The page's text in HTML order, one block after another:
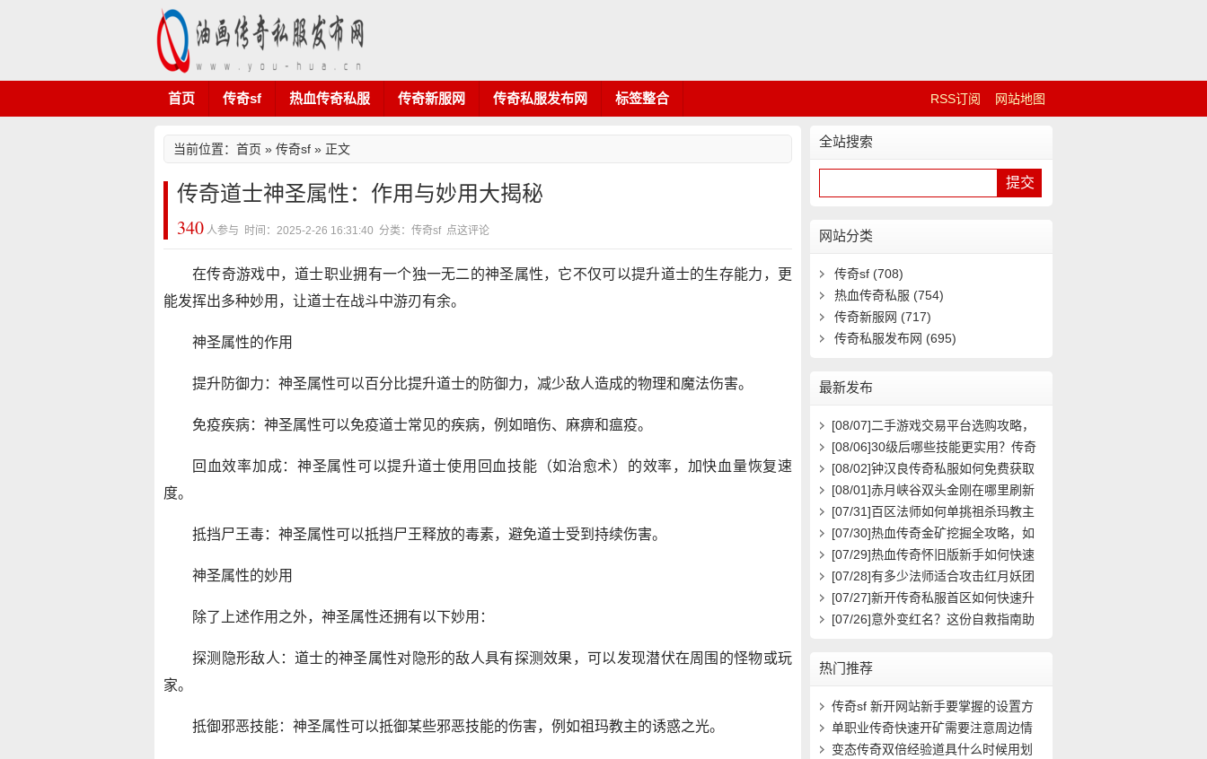
首页 传奇sf 热血传奇私服 传奇新服网 传奇私服发布网 标签整合 RSS订阅 网站地图
当前位置： 首页 » 传奇sf » 正文
传奇道士神圣属性：作用与妙用大揭秘
340 人参与 时间：2025-2-26 16:31:40 分类：传奇sf 点这评论
在传奇游戏中，道士职业拥有一个独一无二的神圣属性，它不仅可以提升道士的生存能力，更
能发挥出多种妙用，让道士在战斗中游刃有余。
神圣属性的作用
提升防御力：神圣属性可以百分比提升道士的防御力，减少敌人造成的物理和魔法伤害。
免疫疾病：神圣属性可以免疫道士常见的疾病，例如暗伤、麻痹和瘟疫。
回血效率加成：神圣属性可以提升道士使用回血技能（如治愈术）的效率，加快血量恢复速
度。
抵挡尸王毒：神圣属性可以抵挡尸王释放的毒素，避免道士受到持续伤害。
神圣属性的妙用
除了上述作用之外，神圣属性还拥有以下妙用：
探测隐形敌人：道士的神圣属性对隐形的敌人具有探测效果，可以发现潜伏在周围的怪物或玩
家。
抵御邪恶技能：神圣属性可以抵御某些邪恶技能的伤害，例如祖玛教主的诱惑之光。
全站搜索
网站分类
传奇sf (708)
热血传奇私服 (754)
传奇新服网 (717)
传奇私服发布网 (695)
最新发布
[08/07]二手游戏交易平台选购攻略，
如何避免踩雷？
[08/06]30级后哪些技能更实用？传奇
玩家必看攻略
[08/02]钟汉良传奇私服如何免费获取
高级装备与快速升级攻略？
[08/01]赤月峡谷双头金刚在哪里刷新
具体位置坐标是什么？
[07/31]百区法师如何单挑祖杀玛教主
求高效打法？
[07/30]热血传奇金矿挖掘全攻略，如
何高效挖矿？
[07/29]热血传奇怀旧版新手如何快速
起步？前期必做任务与升级技巧有哪
些？
[07/28]有多少法师适合攻击红月妖团
队？
[07/27]新开传奇私服首区如何快速升
级？装备获取攻略有哪些？
[07/26]意外变红名？这份自救指南助
热门推荐
传奇sf 新开网站新手要掌握的设置方
法(10)
单职业传奇快速开矿需要注意周边情
况(10)
变态传奇双倍经验道具什么时候用划